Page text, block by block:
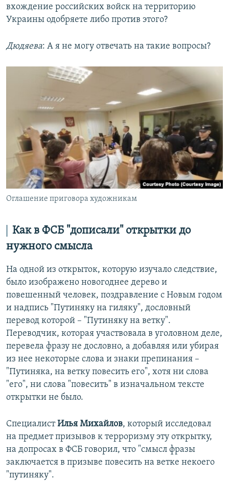
вхождение российских войск на территорию
Украины одобряете либо против этого?
Дюдяева: А я не могу отвечать на такие вопросы?
Оглашение приговора художникам
Как в ФСБ "дописали" открытки до
нужного смысла
На одной из открыток, которую изучало следствие,
было изображено новогоднее дерево и
повешенный человек, поздравление с Новым годом
и надпись "Путиняку на гиляку", дословный
перевод которой – "Путиняку на ветку".
Переводчик, которая участвовала в уголовном деле,
перевела фразу не дословно, а добавляя или убирая
из нее некоторые слова и знаки препинания –
"Путиняка, на ветку повесить его", хотя ни слова
"его", ни слова "повесить" в изначальном тексте
открытки не было.
СпециалистИлья Михайлов, который исследовал
на предмет призывов к терроризму эту открытку,
на допросах в ФСБ говорил, что "смысл фразы
заключается в призыве повесить на ветке некоего
"путиняку".